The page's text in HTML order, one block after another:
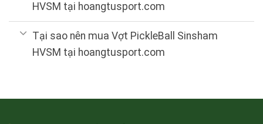
HVSM tại hoangtusport.com
Tại sao nên mua Vợt PickleBall Sinsham
HVSM tại hoangtusport.com